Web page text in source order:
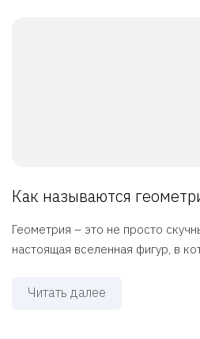
Как называются
Геометрия – это не просто
настоящая вселенная фигур, в
Читать далее